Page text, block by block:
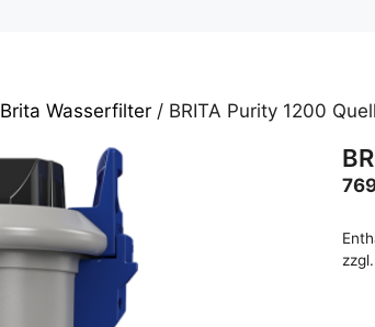
Brita Wasserfilter / BRITA Purity 1200
zzgl.